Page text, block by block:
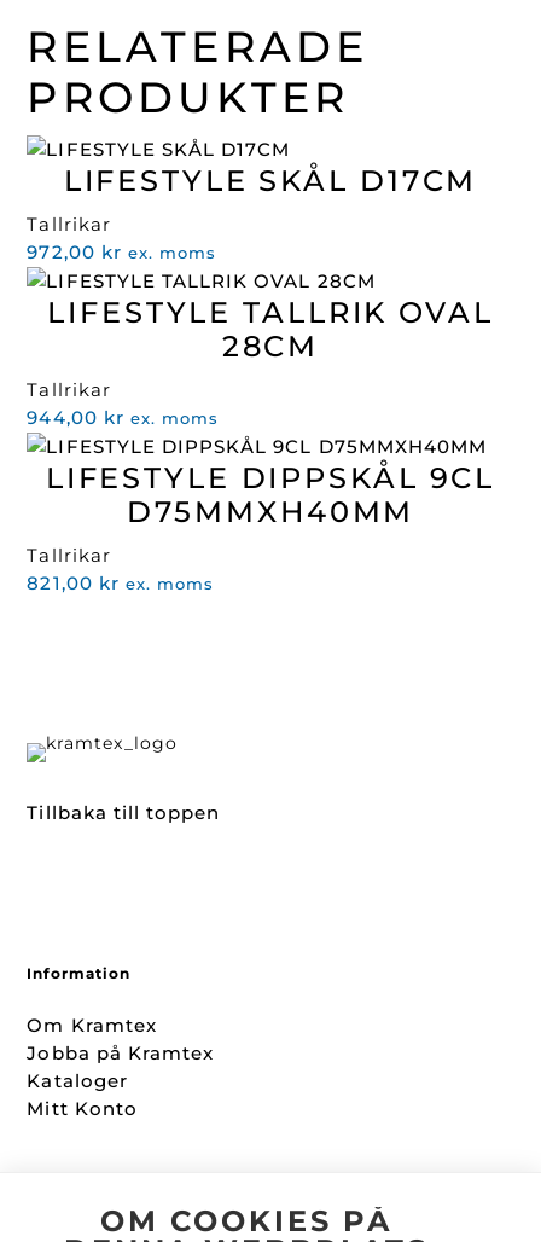
OM COOKIES PÅ
RELATERADE
PRODUKTER
LIFESTYLE SKÅL D17CM
Tallrikar
972,00 kr ex. moms
LIFESTYLE TALLRIK OVAL
28CM
Tallrikar
944,00 kr ex. moms
LIFESTYLE DIPPSKÅL 9CL
D75MMXH40MM
Tallrikar
821,00 kr ex. moms
Tillbaka till toppen
Information
Om Kramtex
Jobba på Kramtex
Kataloger
Mitt Konto